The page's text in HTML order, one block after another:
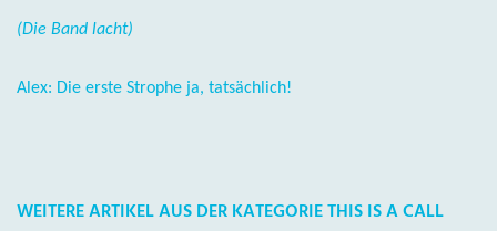
(Die Band lacht)
Alex: Die erste Strophe ja, tatsächlich!
WEITERE ARTIKEL AUS DER KATEGORIE THIS IS A CALL